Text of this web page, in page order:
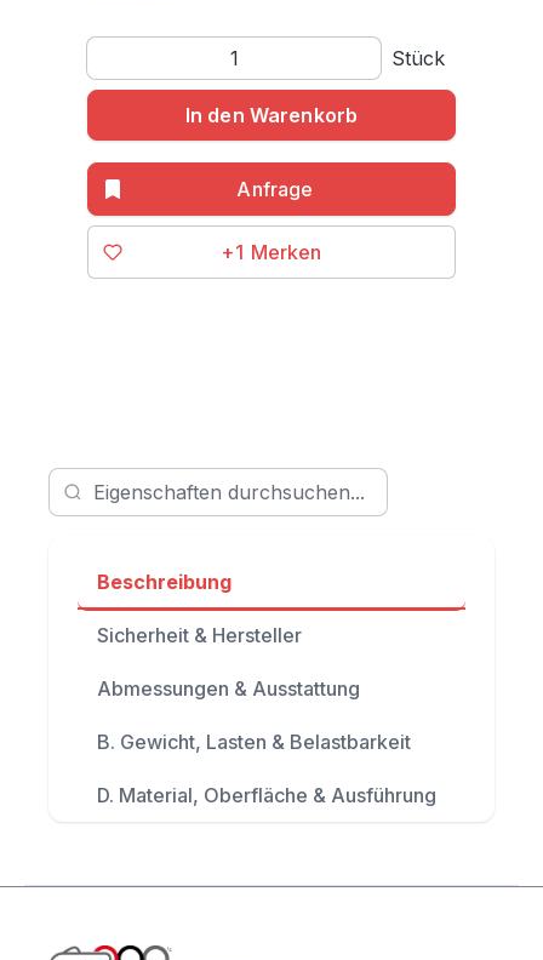
Produkt Anzahl: Gib den gewünschten Wert ein
Stück
In den Warenkorb
+1
Beschreibung
Sicherheit & Hersteller
Abmessungen & Ausstattung
B. Gewicht, Lasten & Belastbarkeit
D. Material, Oberfläche & Ausführung